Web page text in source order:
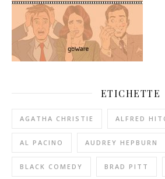
ETICHETTE
AGATHA CHRISTIE ALFRED
AL PACINO AUDREY HEPBURN
BLACK COMEDY BRAD PITT